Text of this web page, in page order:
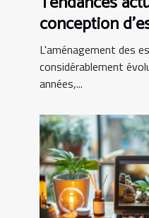
conception
modernes
L'aménagement des
considérablement
années,...